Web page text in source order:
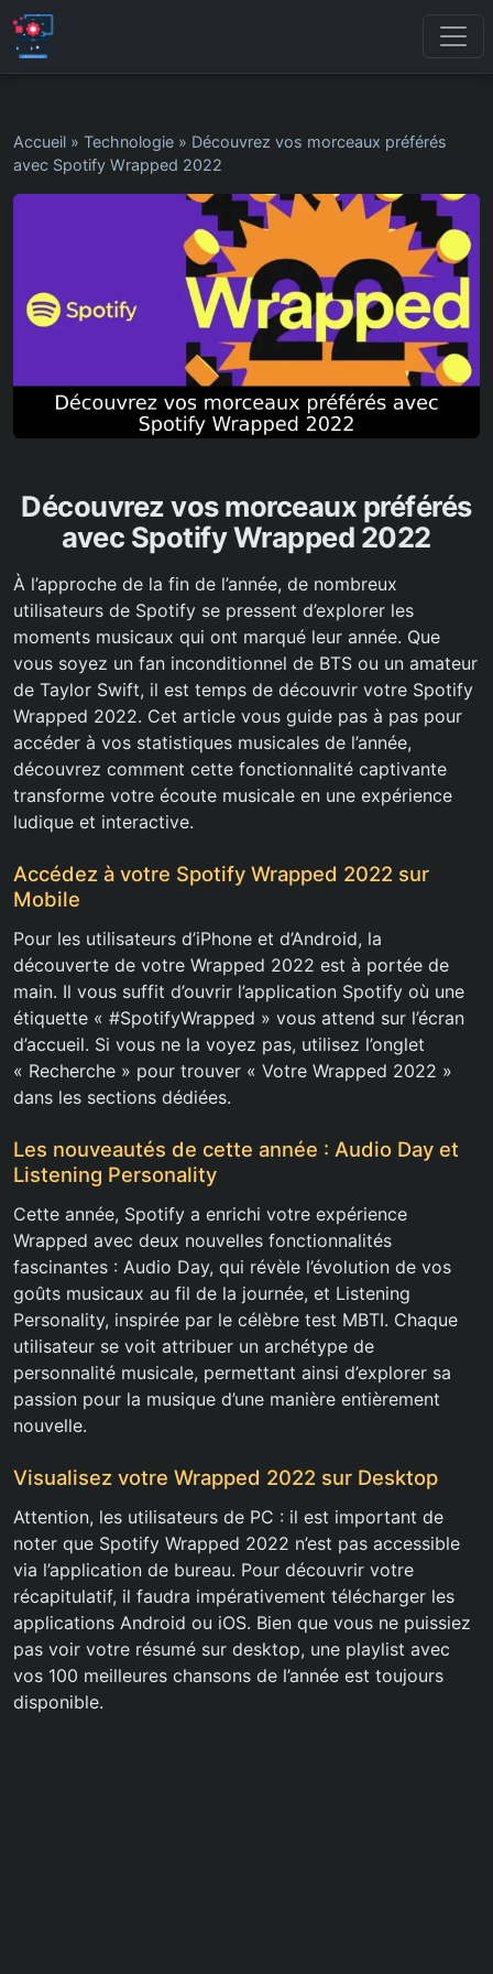
Accueil » Technologie » Découvrez vos morceaux préférés
avec Spotify Wrapped 2022
Découvrez vos morceaux préférés
avec Spotify Wrapped 2022
À l’approche de la fin de l’année, de nombreux
utilisateurs de Spotify se pressent d’explorer les
moments musicaux qui ont marqué leur année. Que
vous soyez un fan inconditionnel de BTS ou un amateur
de Taylor Swift, il est temps de découvrir votre Spotify
Wrapped 2022. Cet article vous guide pas à pas pour
accéder à vos statistiques musicales de l’année,
découvrez comment cette fonctionnalité captivante
transforme votre écoute musicale en une expérience
ludique et interactive.
Accédez à votre Spotify Wrapped 2022 sur
Mobile
Pour les utilisateurs d’iPhone et d’Android, la
découverte de votre Wrapped 2022 est à portée de
main. Il vous suffit d’ouvrir l’application Spotify où une
étiquette « #SpotifyWrapped » vous attend sur l’écran
d’accueil. Si vous ne la voyez pas, utilisez l’onglet
« Recherche » pour trouver « Votre Wrapped 2022 »
dans les sections dédiées.
Les nouveautés de cette année : Audio Day et
Listening Personality
Cette année, Spotify a enrichi votre expérience
Wrapped avec deux nouvelles fonctionnalités
fascinantes : Audio Day, qui révèle l’évolution de vos
goûts musicaux au fil de la journée, et Listening
Personality, inspirée par le célèbre test MBTI. Chaque
utilisateur se voit attribuer un archétype de
personnalité musicale, permettant ainsi d’explorer sa
passion pour la musique d’une manière entièrement
nouvelle.
Visualisez votre Wrapped 2022 sur Desktop
Attention, les utilisateurs de PC : il est important de
noter que Spotify Wrapped 2022 n’est pas accessible
via l’application de bureau. Pour découvrir votre
récapitulatif, il faudra impérativement télécharger les
applications Android ou iOS. Bien que vous ne puissiez
pas voir votre résumé sur desktop, une playlist avec
vos 100 meilleures chansons de l’année est toujours
disponible.